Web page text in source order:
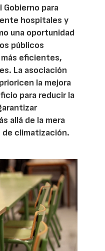
Gobierno para
hospitales y
una oportunidad
públicos
eficientes,
La asociación
la mejora
para reducir la
allá de la mera
climatización.